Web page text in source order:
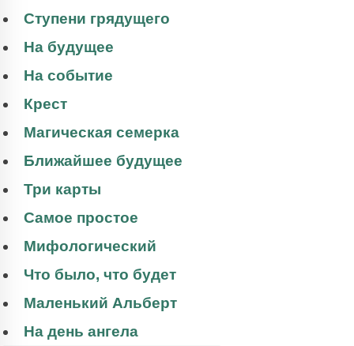
Ступени грядущего
На будущее
На событие
Крест
Магическая семерка
Ближайшее будущее
Три карты
Самое простое
Мифологический
Что было, что будет
Маленький Альберт
На день ангела